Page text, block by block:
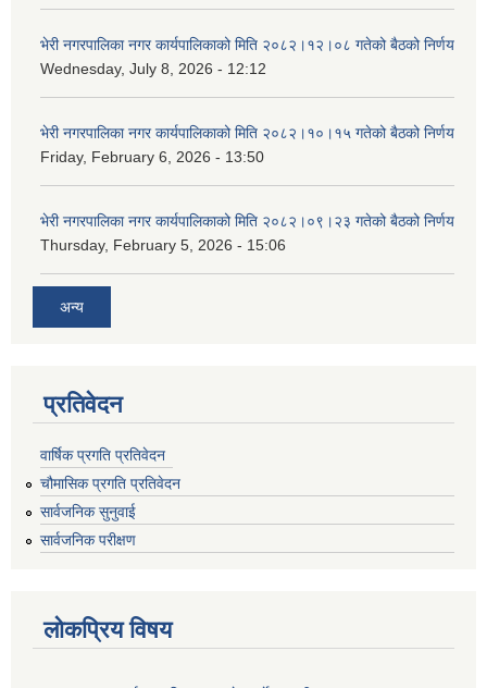
भेरी नगरपालिका नगर कार्यपालिकाको मिति २०८२।१२।०८ गतेको बैठको निर्णय
Wednesday, July 8, 2026 - 12:12
भेरी नगरपालिका नगर कार्यपालिकाको मिति २०८२।१०।१५ गतेको बैठको निर्णय
Friday, February 6, 2026 - 13:50
भेरी नगरपालिका नगर कार्यपालिकाको मिति २०८२।०९।२३ गतेको बैठको निर्णय
Thursday, February 5, 2026 - 15:06
अन्य
प्रतिवेदन
वार्षिक प्रगति प्रतिवेदन
चौमासिक प्रगति प्रतिवेदन
सार्वजनिक सुनुवाई
सार्वजनिक परीक्षण
लोकप्रिय विषय